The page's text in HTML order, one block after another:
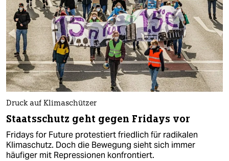
Druck auf Klimaschützer
Staatsschutz geht gegen Fridays vor
Fridays for Future protestiert friedlich für radikalen
Klimaschutz. Doch die Bewegung sieht sich immer
häufiger mit Repressionen konfrontiert.